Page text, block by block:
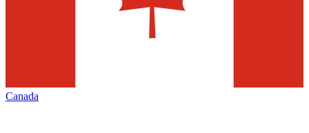
Canada